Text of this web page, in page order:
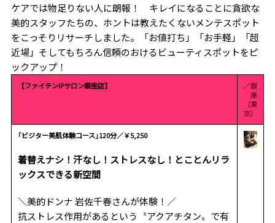
ケアでは物足りない人に朗報！ キレイになることに貪欲な
美的スタッフたちの、ホントは教えたくないメンテスポット
をこっそりリサーチしました。「お値打ち」「お手軽」「超
近場」そしてもちろん信頼のおけるビューティスポットをピ
ックアップ！
【ファイテンIPサロン銀座店】
／銀
座
（東
京）
｢ビジター美肌体験コース｣120分／￥5,250
着替えナシ！汗なし！ストレスなし！とことんリラ
ックスできる新空間
＼美的ドンナ 岩佐千春さんが体験！／
抗ストレス作用があるという〝アクアチタン〟で有